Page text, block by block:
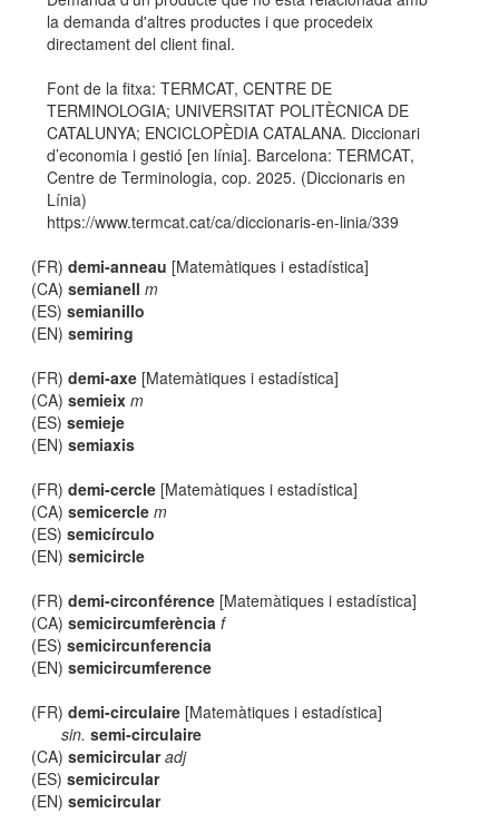
la demanda d'altres productes i que procedeix
directament del client final.
Font de la fitxa: TERMCAT, CENTRE DE
TERMINOLOGIA; UNIVERSITAT POLITÈCNICA DE
CATALUNYA; ENCICLOPÈDIA CATALANA. Diccionari
d’economia i gestió [en línia]. Barcelona: TERMCAT,
Centre de Terminologia, cop. 2025. (Diccionaris en
Línia)
https://www.termcat.cat/ca/diccionaris-en-linia/339
(FR)demi-anneau [Matemàtiques i estadística]
(CA)semianell m
(ES)semianillo
(EN)semiring
(FR)demi-axe [Matemàtiques i estadística]
(CA)semieix m
(ES)semieje
(EN)semiaxis
(FR)demi-cercle [Matemàtiques i estadística]
(CA)semicercle m
(ES)semicírculo
(EN)semicircle
(FR)demi-circonférence [Matemàtiques i estadística]
(CA)semicircumferència f
(ES)semicircunferencia
(EN)semicircumference
(FR)demi-circulaire [Matemàtiques i estadística]
sin. semi-circulaire
(CA)semicircular adj
(ES)semicircular
(EN)semicircular